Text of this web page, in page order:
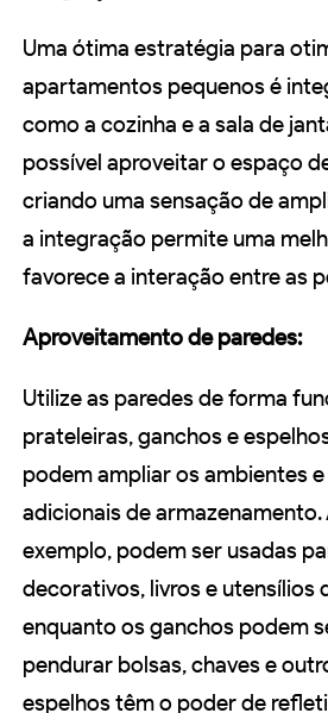
Uma ótima estratégia para
apartamentos pequenos é
como a cozinha e a sala de
possível aproveitar o espaço
criando uma sensação de
a integração permite uma
favorece a interação entre as
Aproveitamento de paredes:
Utilize as paredes de forma
prateleiras, ganchos e
podem ampliar os ambientes
adicionais de
exemplo, podem ser usadas
decorativos, livros e utensílios
enquanto os ganchos podem
pendurar bolsas, chaves e
espelhos têm o poder de